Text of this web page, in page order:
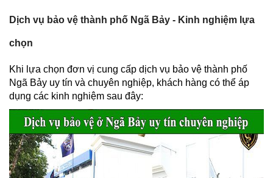
Dịch vụ bảo vệ thành phố Ngã Bảy - Kinh nghiệm lựa
chọn
Khi lựa chọn đơn vị cung cấp dịch vụ bảo vệ thành phố
Ngã Bảy uy tín và chuyên nghiệp, khách hàng có thể áp
dụng các kinh nghiệm sau đây: